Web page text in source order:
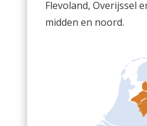
Flevoland, Overijssel
midden en noord.